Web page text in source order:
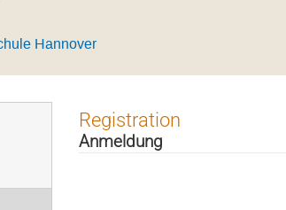
Hannover
Registration
Anmeldung